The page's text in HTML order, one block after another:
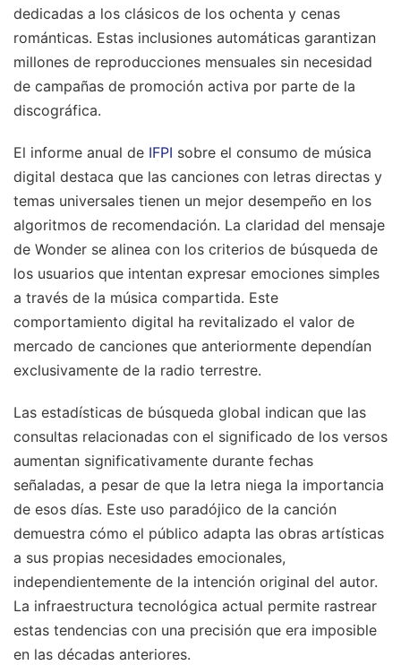
dedicadas a los clásicos de los ochenta y cenas
románticas. Estas inclusiones automáticas garantizan
millones de reproducciones mensuales sin necesidad
de campañas de promoción activa por parte de la
discográfica.
El informe anual de IFPI sobre el consumo de música
digital destaca que las canciones con letras directas y
temas universales tienen un mejor desempeño en los
algoritmos de recomendación. La claridad del mensaje
de Wonder se alinea con los criterios de búsqueda de
los usuarios que intentan expresar emociones simples
a través de la música compartida. Este
comportamiento digital ha revitalizado el valor de
mercado de canciones que anteriormente dependían
exclusivamente de la radio terrestre.
Las estadísticas de búsqueda global indican que las
consultas relacionadas con el significado de los versos
aumentan significativamente durante fechas
señaladas, a pesar de que la letra niega la importancia
de esos días. Este uso paradójico de la canción
demuestra cómo el público adapta las obras artísticas
a sus propias necesidades emocionales,
independientemente de la intención original del autor.
La infraestructura tecnológica actual permite rastrear
estas tendencias con una precisión que era imposible
en las décadas anteriores.